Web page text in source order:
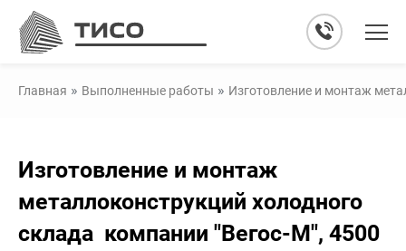
Главная » Выполненные работы » Изготовление и монтаж
Изготовление и монтаж
металлоконструкций холодного
склада компании "Вегос-М", 4500